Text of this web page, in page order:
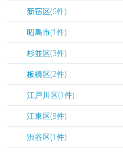
新宿区(6件)
昭島市(1件)
杉並区(3件)
板橋区(2件)
江戸川区(1件)
江東区(8件)
渋谷区(1件)